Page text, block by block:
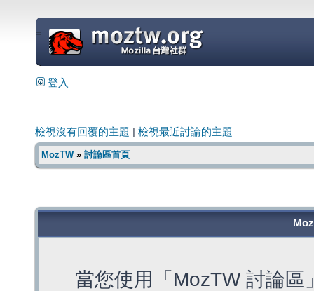
=
登入
檢視沒有回覆的主題 檢視最近討論的主題
MozTW» 討論區首頁
當您使用「MozTW 討論